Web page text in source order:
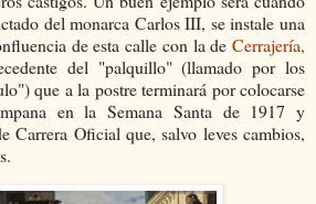
del monarca Carlos III, se instale una
de esta calle con la de Cerrajería,
del "palquillo" (llamado por los
que a la postre terminará por colocarse
en la Semana Santa de 1917 y
Carrera Oficial que, salvo leves cambios,